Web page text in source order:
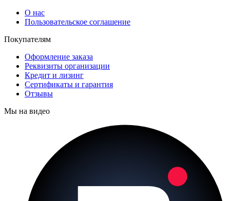
О нас
Пользовательское соглашение
Покупателям
Оформление заказа
Реквизиты организации
Кредит и лизинг
Сертификаты и гарантия
Отзывы
Мы на видео